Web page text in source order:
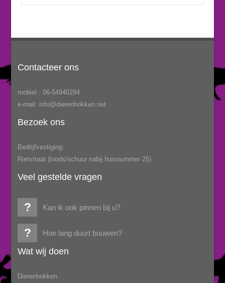
Contacteer ons
mobiel : 06-54940294
e-mail: info@dierenhokken.net
Bezoek ons
Bedrijfvestiging:
Rietstraat (loods/schuur nabij huisnummer 25)
Veel gestelde vragen
Kan ik ook pinnen bij u?
Hoe lang duurt bouwen?
Wat wij doen
Dierenhokken